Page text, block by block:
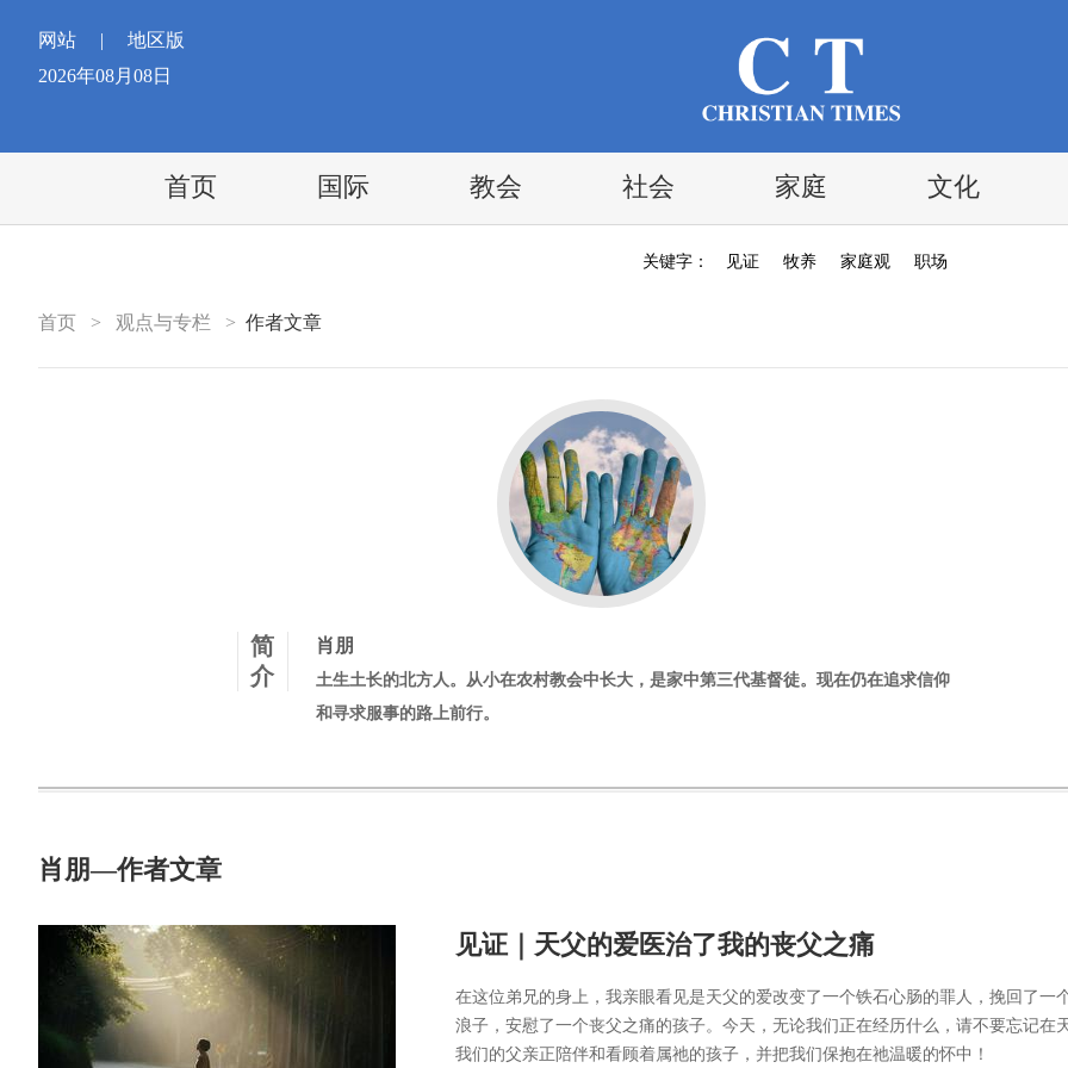
网站 |
地区版
2026年08月08日
首页 国际 教会 社会 家庭 文化
关键字： 见证 牧养 家庭观 职场
首页 > 观点与专栏 > 作者文章
简
介
肖朋
土生土长的北方人。从小在农村教会中长大，是家中第三代基督徒。现在仍在追求信仰
和寻求服事的路上前行。
肖朋—作者文章
见证｜天父的爱医治了我的丧父之痛
在这位弟兄的身上，我亲眼看见是天父的爱改变了一个铁石心肠的罪人，挽回了一
浪子，安慰了一个丧父之痛的孩子。今天，无论我们正在经历什么，请不要忘记在
我们的父亲正陪伴和看顾着属祂的孩子，并把我们保抱在祂温暖的怀中！